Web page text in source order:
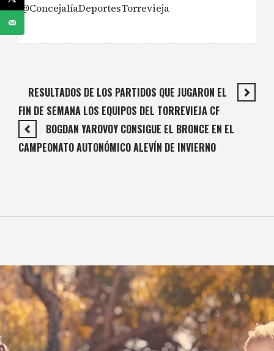
@ConcejalíaDeportesTorrevieja
RESULTADOS DE LOS PARTIDOS QUE JUGARON EL
FIN DE SEMANA LOS EQUIPOS DEL TORREVIEJA CF
BOGDAN YAROVOY CONSIGUE EL BRONCE EN EL
CAMPEONATO AUTONÓMICO ALEVÍN DE INVIERNO